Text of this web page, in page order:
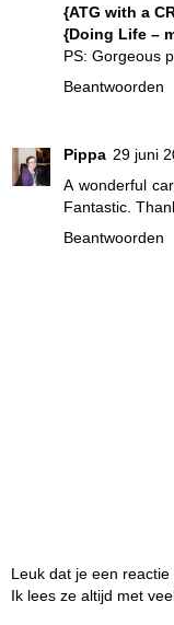
{ATG with a
{Doing Life –
PS: Gorgeous
Beantwoorden
Pippa 29 juni
A wonderful
Fantastic.
Beantwoorden
Leuk dat je een
Ik lees ze altijd met